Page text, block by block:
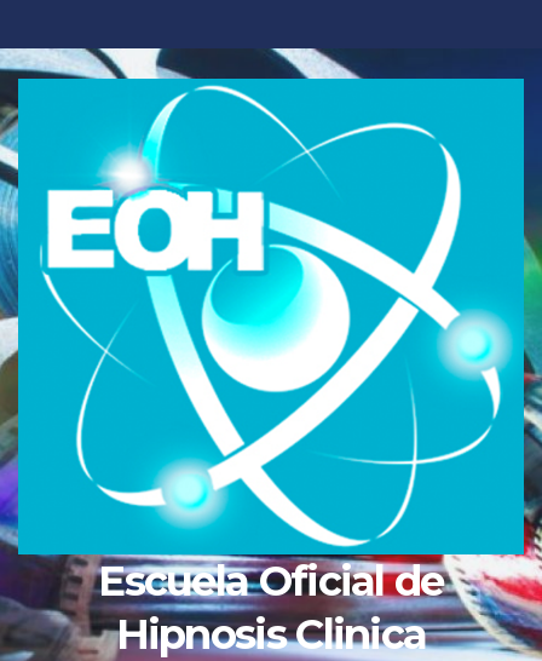
Escuela Oficial de
Hipnosis Clinica